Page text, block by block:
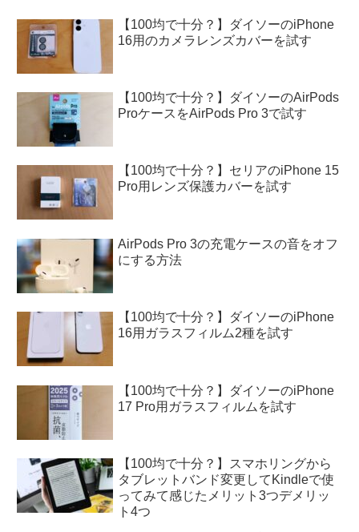
【100均で十分？】ダイソーのiPhone
16用のカメラレンズカバーを試す
【100均で十分？】ダイソーのAirPods
ProケースをAirPods Pro 3で試す
【100均で十分？】セリアのiPhone 15
Pro用レンズ保護カバーを試す
AirPods Pro 3の充電ケースの音をオフ
にする方法
【100均で十分？】ダイソーのiPhone
16用ガラスフィルム2種を試す
【100均で十分？】ダイソーのiPhone
17 Pro用ガラスフィルムを試す
【100均で十分？】スマホリングから
タブレットバンド変更してKindleで使
ってみて感じたメリット3つデメリッ
ト4つ